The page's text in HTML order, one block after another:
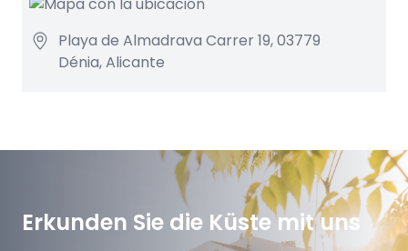
Playa de Almadrava Carrer 19, 03779
Dénia, Alicante
Erkunden Sie die Küste mit uns